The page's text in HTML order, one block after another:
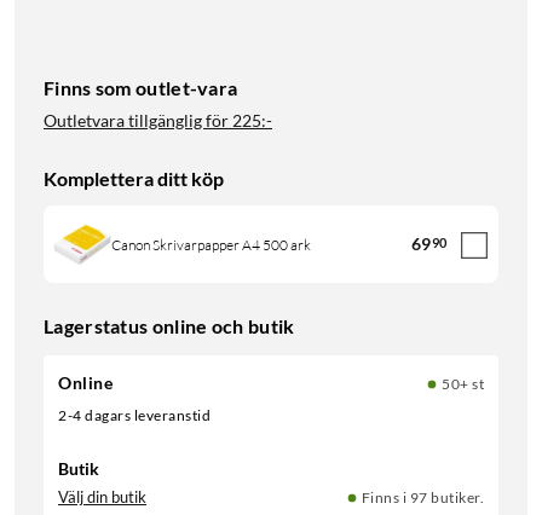
Finns som outlet-vara
Outletvara tillgänglig för225:-
Komplettera ditt köp
Canon Skrivarpapper A4 500 ark 6990
Lagerstatus online och butik
Online
50+ st
2-4 dagars leveranstid
Butik
Välj din butik Finns i 97 butiker.